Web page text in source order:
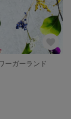
ーガーランド